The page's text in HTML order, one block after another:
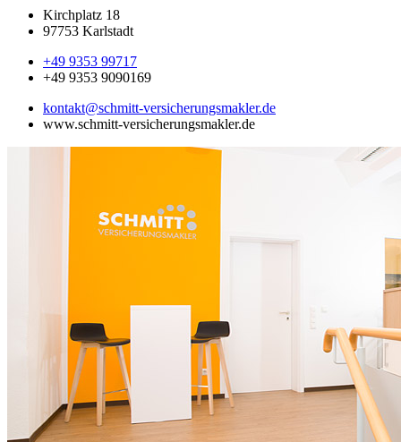
Kirchplatz 18
97753 Karlstadt
+49 9353 99717
+49 9353 9090169
kontakt@schmitt-versicherungsmakler.de
www.schmitt-versicherungsmakler.de